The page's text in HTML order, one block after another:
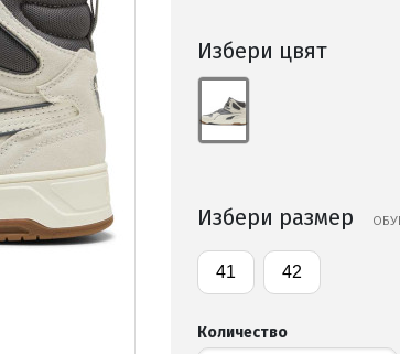
Избери цвят
Избери размер
41 42
Количество